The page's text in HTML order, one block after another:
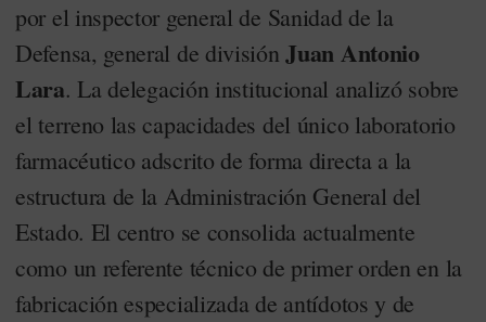
por el inspector general de Sanidad de la
Defensa, general de divisiónJuan Antonio
Lara. La delegación institucional analizó sobre
el terreno las capacidades del único laboratorio
farmacéutico adscrito de forma directa a la
estructura de la Administración General del
Estado. El centro se consolida actualmente
como un referente técnico de primer orden en la
fabricación especializada de antídotos y de